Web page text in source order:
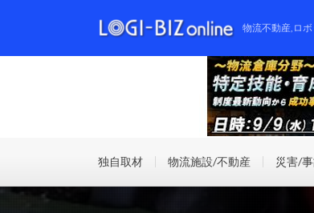
物流不動産,ロ
独自取材 物流施設/不動産 災害/